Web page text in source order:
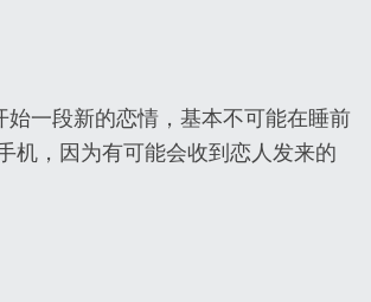
始一段新的恋情，基本不可能在睡前
机，因为有可能会收到恋人发来的